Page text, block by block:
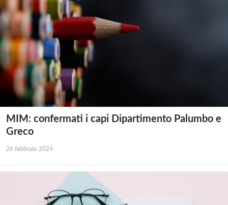
MIM: confermati i capi Dipartimento Palumbo e
Greco
26 febbraio 2024